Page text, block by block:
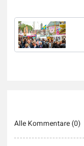
Alle Kommentare (0)